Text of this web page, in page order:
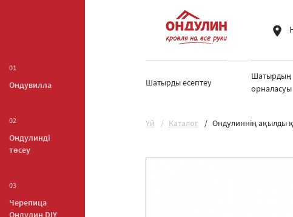
01
Ондувилла
02
Ондулинді
төсеу
03
Черепица
Шатырды есептеу
Шатырдың
орналасуы
Yй Каталог Ондулиннің ақылды